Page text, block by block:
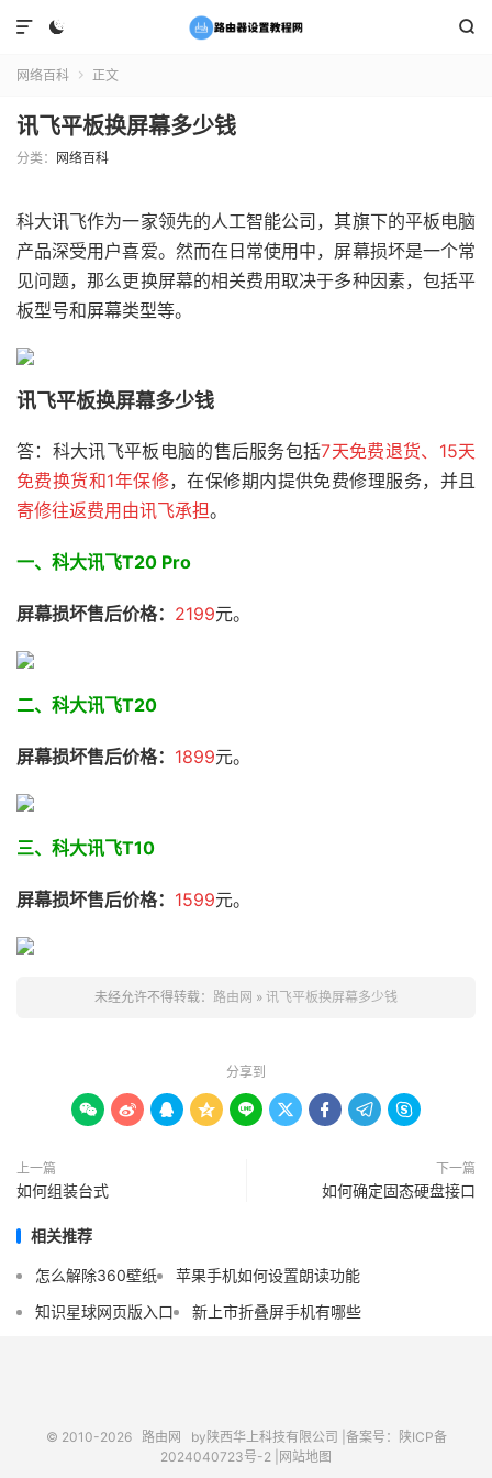
 

网络百科  正文
讯飞平板换屏幕多少钱
分类： 网络百科
科大讯飞作为一家领先的人工智能公司，其旗下的平板电脑
产品深受用户喜爱。然而在日常使用中，屏幕损坏是一个常
见问题，那么更换屏幕的相关费用取决于多种因素，包括平
板型号和屏幕类型等。
讯飞平板换屏幕多少钱
答：科大讯飞平板电脑的售后服务包括7天免费退货、15天
免费换货和1年保修，在保修期内提供免费修理服务，并且
寄修往返费用由讯飞承担。
一、科大讯飞T20 Pro
屏幕损坏售后价格： 2199元。
二、科大讯飞T20
屏幕损坏售后价格： 1899元。
三、科大讯飞T10
屏幕损坏售后价格： 1599元。
未经允许不得转载： 路由网 » 讯飞平板换屏幕多少钱
分享到
        
上一篇
如何组装台式
下一篇
如何确定固态硬盘接口
相关推荐
怎么解除360壁纸
苹果手机如何设置朗读功能
知识星球网页版入口
新上市折叠屏手机有哪些
© 2010-2026 路由网 by陕西华上科技有限公司 | 备案号：陕ICP备
2024040723号-2 | 网站地图